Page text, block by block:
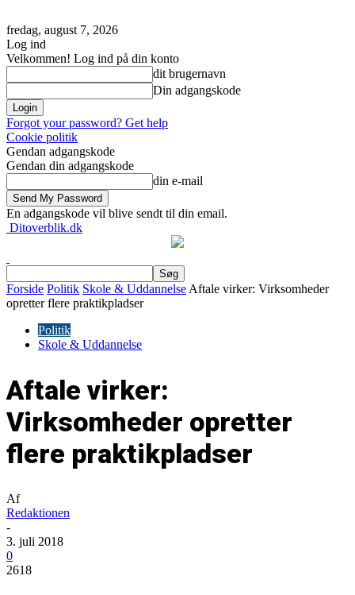
fredag, august 7, 2026
Log ind
Velkommen! Log ind på din konto
dit brugernavn
Din adgangskode
Forgot your password? Get help
Cookie politik
Gendan adgangskode
Gendan din adgangskode
din e-mail
En adgangskode vil blive sendt til din email.
Ditoverblik.dk
Forside Politik Skole & Uddannelse Aftale virker: Virksomheder
opretter flere praktikpladser
Politik
Skole & Uddannelse
Aftale virker:
Virksomheder opretter
flere praktikpladser
Af
Redaktionen
-
3. juli 2018
0
2618